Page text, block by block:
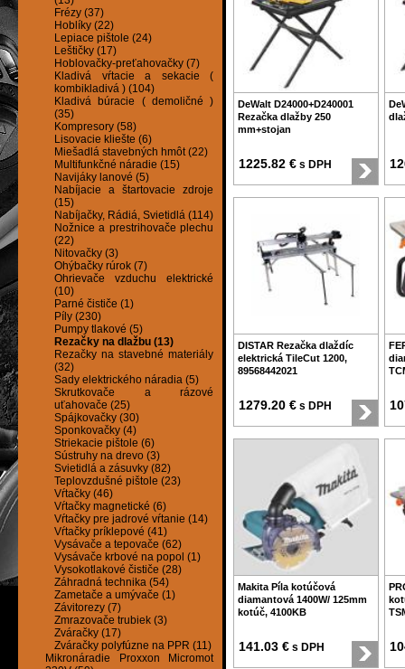
Frézy (37)
Hoblíky (22)
Lepiace pištole (24)
Leštičky (17)
Hoblovačky-preťahovačky (7)
Kladivá vŕtacie a sekacie (
kombikladivá ) (104)
Kladivá búracie ( demoličné )
(35)
Kompresory (58)
Lisovacie kliešte (6)
Miešadlá stavebných hmôt (22)
Multifunkčné náradie (15)
Navijáky lanové (5)
Nabíjacie a štartovacie zdroje
(15)
Nabíjačky, Rádiá, Svietidlá (114)
Nožnice a prestrihovače plechu
(22)
Nitovačky (3)
Ohýbačky rúrok (7)
Ohrievače vzduchu elektrické
(10)
Parné čističe (1)
Píly (230)
Pumpy tlakové (5)
Rezačky na dlažbu (13)
Rezačky na stavebné materiály
(32)
Sady elektrického náradia (5)
Skrutkovače a rázové
uťahovače (25)
Spájkovačky (30)
Sponkovačky (4)
Striekacie pištole (6)
Sústruhy na drevo (3)
Svietidlá a zásuvky (82)
Teplovzdušné pištole (23)
Vŕtačky (46)
Vŕtačky magnetické (6)
Vŕtačky pre jadrové vŕtanie (14)
Vŕtačky príklepové (41)
Vysávače a tepovače (62)
Vysávače krbové na popol (1)
Vysokotlakové čističe (28)
Záhradná technika (54)
Zametače a umývače (1)
Závitorezy (7)
Zmrazovače trubiek (3)
Zváračky (17)
Zváračky polyfúzne na PPR (11)
Mikronáradie Proxxon Micromot
DeWalt D24000+D240001
Rezačka dlažby 250
mm+stojan
1225.82 € s DPH
DISTAR Rezačka dlaždíc
elektrická TileCut 1200,
89568442021
1279.20 € s DPH
Makita Píla kotúčová
diamantová 1400W/ 125mm
kotúč, 4100KB
141.03 € s DPH